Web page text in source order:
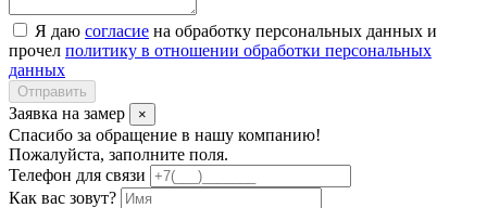
Я даю согласие на обработку персональных данных и
прочел политику в отношении обработки персональных
данных
Отправить
Заявка на замер ×
Спасибо за обращение в нашу компанию!
Пожалуйста, заполните поля.
Телефон для связи
Как вас зовут?